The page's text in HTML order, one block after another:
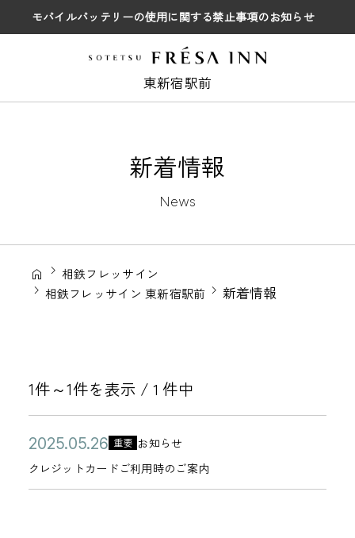
モバイルバッテリーの使用に関する禁止事項のお知らせ
東新宿駅前
新着情報
News
相鉄フレッサイン
相鉄フレッサイン 東新宿駅前
新着情報
1件～1件を表示 / 1 件中
クレジットカードご利用時のご案内
公
開
日
2
0
2
カ
テ
重要 お知らせ
ク
レ
ジ